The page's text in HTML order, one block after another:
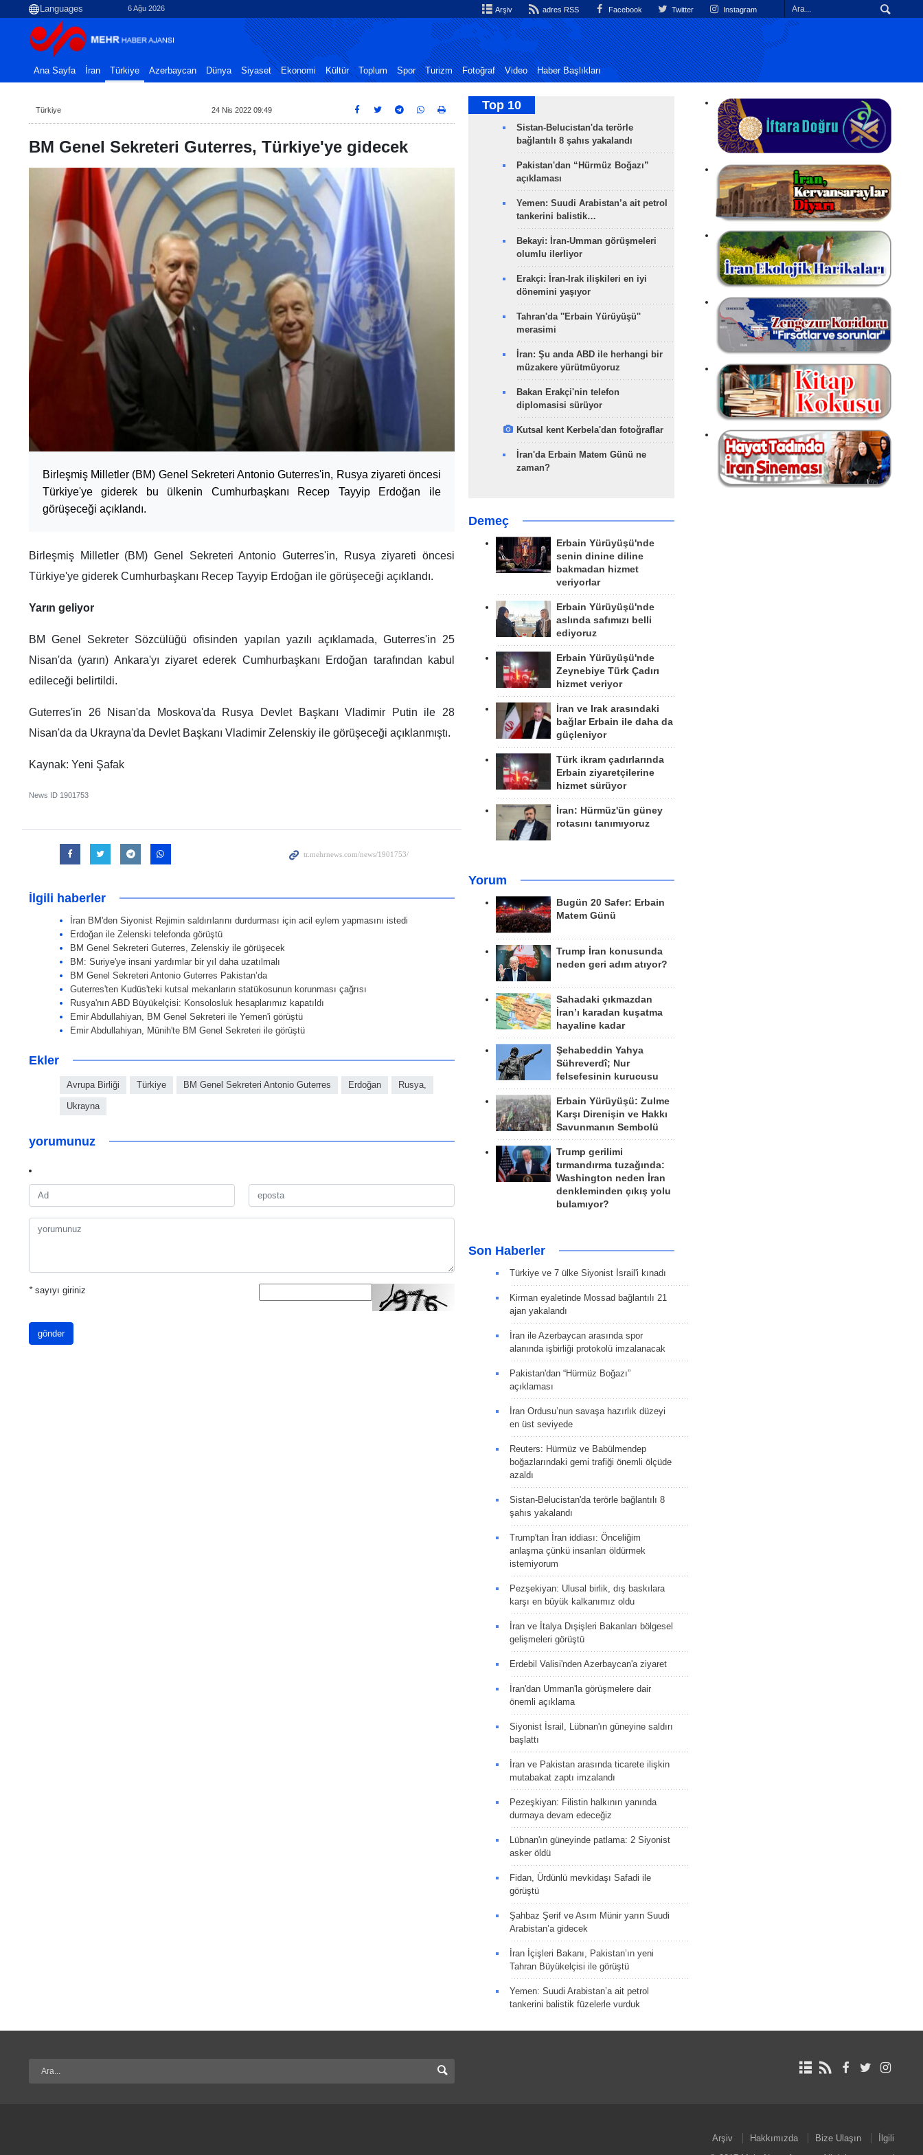
6 Ağu 2026 Arşiv adres RSS Facebook Twitter Instagram
Ana Sayfa İran Türkiye Azerbaycan Dünya Siyaset Ekonomi Kültür Toplum Spor Turizm Fotoğraf Video Haber Başlıkları
Türkiye 24 Nis 2022 09:49
BM Genel Sekreteri Guterres, Türkiye'ye gidecek
Birleşmiş Milletler (BM) Genel Sekreteri Antonio Guterres'in, Rusya ziyareti öncesi
Türkiye'ye giderek bu ülkenin Cumhurbaşkanı Recep Tayyip Erdoğan ile
görüşeceği açıklandı.
Birleşmiş Milletler (BM) Genel Sekreteri Antonio Guterres'in, Rusya ziyareti öncesi
Türkiye'ye giderek Cumhurbaşkanı Recep Tayyip Erdoğan ile görüşeceği açıklandı.
Yarın geliyor
BM Genel Sekreter Sözcülüğü ofisinden yapılan yazılı açıklamada, Guterres'in 25
Nisan'da (yarın) Ankara'yı ziyaret ederek Cumhurbaşkanı Erdoğan tarafından kabul
edileceği belirtildi.
Guterres'in 26 Nisan'da Moskova'da Rusya Devlet Başkanı Vladimir Putin ile 28
Nisan'da da Ukrayna'da Devlet Başkanı Vladimir Zelenskiy ile görüşeceği açıklanmıştı.
Kaynak: Yeni Şafak
News ID 1901753
İlgili haberler
İran BM'den Siyonist Rejimin saldırılarını durdurması için acil eylem yapmasını istedi
Erdoğan ile Zelenski telefonda görüştü
BM Genel Sekreteri Guterres, Zelenskiy ile görüşecek
BM: Suriye'ye insani yardımlar bir yıl daha uzatılmalı
BM Genel Sekreteri Antonio Guterres Pakistan’da
Guterres'ten Kudüs'teki kutsal mekanların statükosunun korunması çağrısı
Rusya'nın ABD Büyükelçisi: Konsolosluk hesaplarımız kapatıldı
Emir Abdullahiyan, BM Genel Sekreteri ile Yemen'i görüştü
Emir Abdullahiyan, Münih'te BM Genel Sekreteri ile görüştü
Ekler
Avrupa Birliği Türkiye BM Genel Sekreteri Antonio Guterres Erdoğan Rusya,
Ukrayna
yorumunuz
*sayıyı giriniz
gönder
Top 10
Sistan-Belucistan'da terörle
bağlantılı 8 şahıs yakalandı
Pakistan'dan “Hürmüz Boğazı”
açıklaması
Yemen: Suudi Arabistan’a ait petrol
tankerini balistik…
Bekayi: İran-Umman görüşmeleri
olumlu ilerliyor
Erakçi: İran-Irak ilişkileri en iyi
dönemini yaşıyor
Tahran'da ''Erbain Yürüyüşü''
merasimi
İran: Şu anda ABD ile herhangi bir
müzakere yürütmüyoruz
Bakan Erakçi'nin telefon
diplomasisi sürüyor
Kutsal kent Kerbela'dan fotoğraflar
İran'da Erbain Matem Günü ne
zaman?
Demeç
Erbain Yürüyüşü'nde
senin dinine diline
bakmadan hizmet
veriyorlar
Erbain Yürüyüşü'nde
aslında safımızı belli
ediyoruz
Erbain Yürüyüşü'nde
Zeynebiye Türk Çadırı
hizmet veriyor
İran ve Irak arasındaki
bağlar Erbain ile daha da
güçleniyor
Türk ikram çadırlarında
Erbain ziyaretçilerine
hizmet sürüyor
İran: Hürmüz'ün güney
rotasını tanımıyoruz
Yorum
Bugün 20 Safer: Erbain
Matem Günü
Trump İran konusunda
neden geri adım atıyor?
Sahadaki çıkmazdan
İran’ı karadan kuşatma
hayaline kadar
Şehabeddin Yahya
Sühreverdî; Nur
felsefesinin kurucusu
Erbain Yürüyüşü: Zulme
Karşı Direnişin ve Hakkı
Savunmanın Sembolü
Trump gerilimi
tırmandırma tuzağında:
Washington neden İran
denkleminden çıkış yolu
bulamıyor?
Son Haberler
Türkiye ve 7 ülke Siyonist İsrail'i kınadı
Kirman eyaletinde Mossad bağlantılı 21
ajan yakalandı
İran ile Azerbaycan arasında spor
alanında işbirliği protokolü imzalanacak
Pakistan'dan “Hürmüz Boğazı”
açıklaması
İran Ordusu’nun savaşa hazırlık düzeyi
en üst seviyede
Reuters: Hürmüz ve Babülmendep
boğazlarındaki gemi trafiği önemli ölçüde
azaldı
Sistan-Belucistan'da terörle bağlantılı 8
şahıs yakalandı
Trump'tan İran iddiası: Önceliğim
anlaşma çünkü insanları öldürmek
istemiyorum
Pezşekiyan: Ulusal birlik, dış baskılara
karşı en büyük kalkanımız oldu
İran ve İtalya Dışişleri Bakanları bölgesel
gelişmeleri görüştü
Erdebil Valisi'nden Azerbaycan'a ziyaret
İran'dan Umman'la görüşmelere dair
önemli açıklama
Siyonist İsrail, Lübnan'ın güneyine saldırı
başlattı
İran ve Pakistan arasında ticarete ilişkin
mutabakat zaptı imzalandı
Pezeşkiyan: Filistin halkının yanında
durmaya devam edeceğiz
Lübnan'ın güneyinde patlama: 2 Siyonist
asker öldü
Fidan, Ürdünlü mevkidaşı Safadi ile
görüştü
Şahbaz Şerif ve Asım Münir yarın Suudi
Arabistan’a gidecek
İran İçişleri Bakanı, Pakistan’ın yeni
Tahran Büyükelçisi ile görüştü
Yemen: Suudi Arabistan’a ait petrol
tankerini balistik füzelerle vurduk
Arşiv Hakkımızda Bize Ulaşın
İlgili